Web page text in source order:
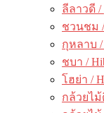
ลีลาวดี /
ชวนชม /
กุหลาบ /
ชบา /
โฮย่า /
กล้วยไม้